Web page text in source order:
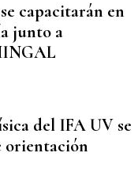
capacitarán en
junto a
del IFA UV se
orientación